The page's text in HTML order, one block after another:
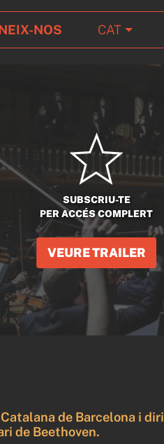
NOS CAT
SUBSCRIU-TE
PER ACCÉS COMPLERT
VEURE TRAILER
de Barcelona i
de Beethoven.